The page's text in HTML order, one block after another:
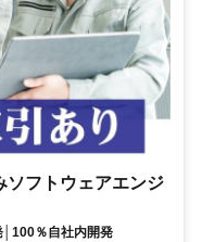
ソフトウェアエンジ
％自社内開発